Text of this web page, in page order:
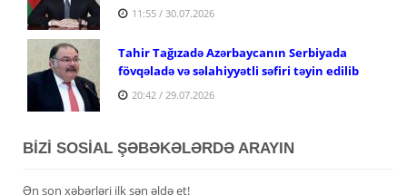
11:55 / 30.07.2026
Tahir Tağızadə Azərbaycanın Serbiyada
fövqəladə və səlahiyyətli səfiri təyin edilib
20:42 / 29.07.2026
BİZİ SOSİAL ŞƏBƏKƏLƏRDƏ ARAYIN
Ən son xəbərləri ilk sən əldə et!